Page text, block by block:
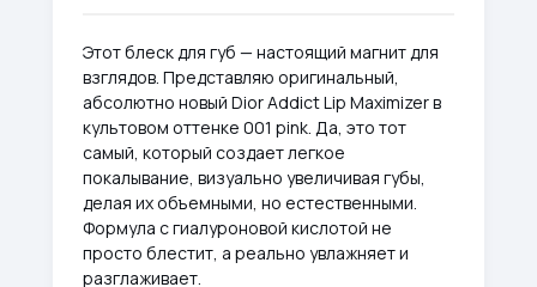
Этот блеск для губ — настоящий магнит для
взглядов. Представляю оригинальный,
абсолютно новый Dior Addict Lip Maximizer в
культовом оттенке 001 pink. Да, это тот
самый, который создает легкое
покалывание, визуально увеличивая губы,
делая их объемными, но естественными.
Формула с гиалуроновой кислотой не
просто блестит, а реально увлажняет и
разглаживает.